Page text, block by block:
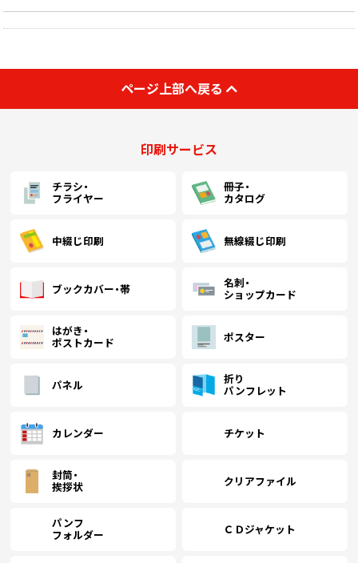
ページ上部へ戻る
印刷サービス
チラシ・
フライヤー
冊子・
カタログ
中綴じ印刷 無線綴じ印刷
ブックカバー・帯
名刺・
ショップカード
はがき・
ポストカード
ポスター
パネル
折り
パンフレット
カレンダー チケット
封筒・
挨拶状
クリアファイル
パンフ
フォルダー
ＣＤジャケット